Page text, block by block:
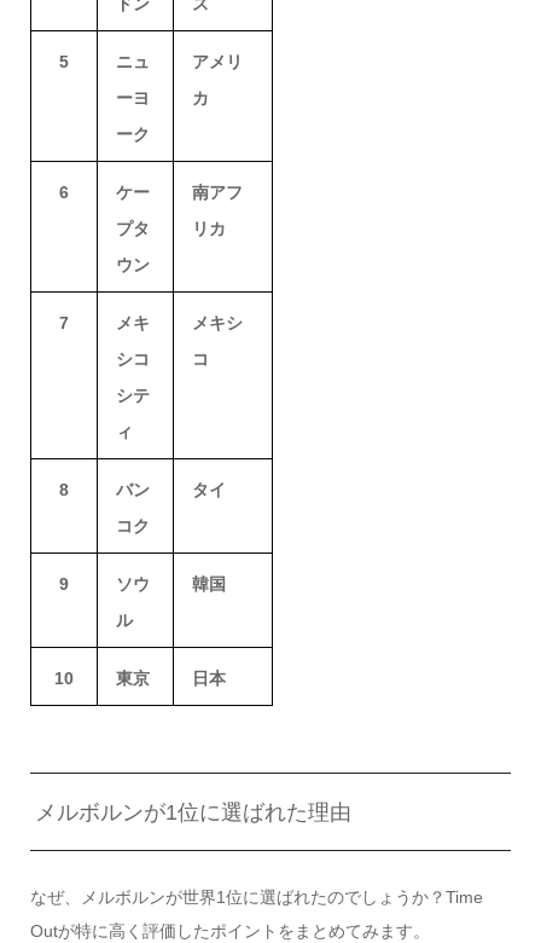
5
ニュ
ーヨ
ーク
アメリ
カ
6
ケー
プタ
ウン
南アフ
リカ
7
メキ
シコ
シテ
ィ
メキシ
コ
8
バン
コク
タイ
9
ソウ
ル
韓国
10 東京 日本
メルボルンが1位に選ばれた理由
なぜ、メルボルンが世界1位に選ばれたのでしょうか？Time
Outが特に高く評価したポイントをまとめてみます。